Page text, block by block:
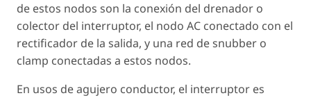
de estos nodos son la conexión del drenador o
colector del interruptor, el nodo AC conectado con el
rectificador de la salida, y una red de snubber o
clamp conectadas a estos nodos.
En usos de agujero conductor, el interruptor es